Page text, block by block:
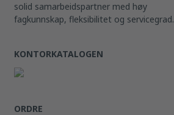
solid samarbeidspartner med høy
fagkunnskap, fleksibilitet og servicegrad.
KONTORKATALOGEN
ORDRE